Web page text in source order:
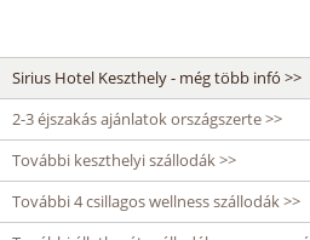
Sirius Hotel Keszthely - még több infó >>
2-3 éjszakás ajánlatok országszerte >>
További keszthelyi szállodák >>
További 4 csillagos wellness szállodák >>